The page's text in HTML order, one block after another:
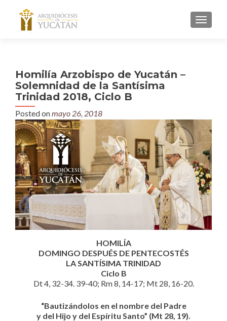
MENU
Homilía Arzobispo de Yucatán –
Solemnidad de la Santísima
Trinidad 2018, Ciclo B
Posted onmayo 26, 2018
HOMILÍA
DOMINGO DESPUÉS DE PENTECOSTÉS
LA SANTÍSIMA TRINIDAD
Ciclo B
Dt 4, 32-34. 39-40; Rm 8, 14-17; Mt 28, 16-20.
“Bautizándolos en el nombre del Padre
y del Hijo y del Espíritu Santo” (Mt 28, 19).